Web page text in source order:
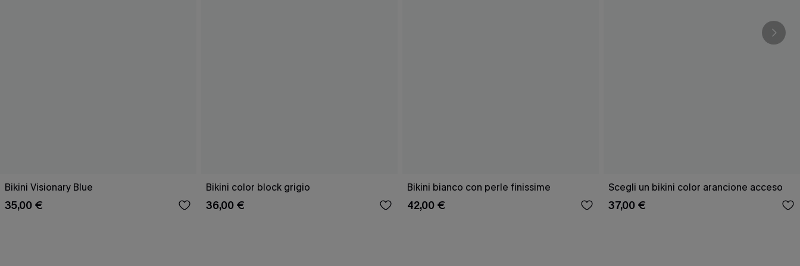
Bikini Visionary Blue
35,00 €
Bikini color block grigio
36,00 €
Bikini bianco con perle finissime
42,00 €
Scegli un bikini color arancione acceso
37,00 €